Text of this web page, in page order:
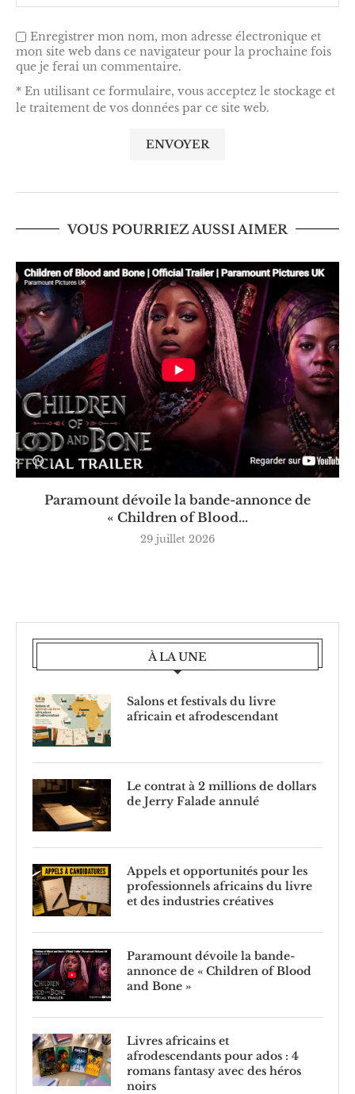
Enregistrer mon nom, mon adresse électronique et
mon site web dans ce navigateur pour la prochaine fois
que je ferai un commentaire.
* En utilisant ce formulaire, vous acceptez le stockage et
le traitement de vos données par ce site web.
VOUS POURRIEZ AUSSI AIMER
Paramount dévoile la bande-annonce de
« Children of Blood...
29 juillet 2026
À LA UNE
Salons et festivals du livre
africain et afrodescendant
Le contrat à 2 millions de dollars
de Jerry Falade annulé
Appels et opportunités pour les
professionnels africains du livre
et des industries créatives
Paramount dévoile la bande-
annonce de « Children of Blood
and Bone »
Livres africains et
afrodescendants pour ados : 4
romans fantasy avec des héros
noirs